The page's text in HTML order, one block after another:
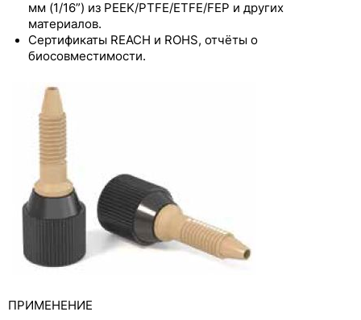
мм (1/16”) из PEEK/PTFE/ETFE/FEP и других
материалов.
Сертификаты REACH и ROHS, отчёты о
биосовместимости.
ПРИМЕНЕНИЕ
Фланцевый ультра-мини-фитинг из PEEK
Бесфланцевый ультра-мини-фитинг из PEEK
со стопорным кольцом
Фитинги из PEEK большого диаметра
Бесфланцевые фитинги из PEEK с
предустановленным моментом затяжки
Бесфланцевые фитинги из PEEK со
стопорным кольцом и предустановленным
моментом затяжки
Цельнолитой фитинг из PEEK
Винты с феррулой из PEEK
Цельнолитой фитинг из PEEK с
предустановленным моментом затяжки